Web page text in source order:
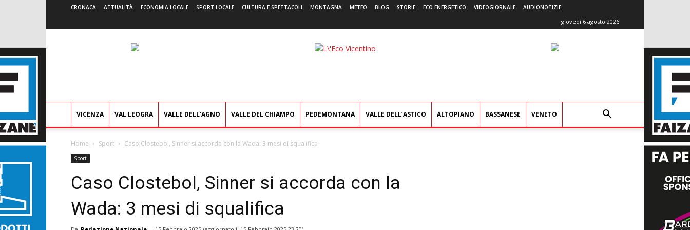
CRONACA ATTUALITÀ ECONOMIA LOCALE SPORT LOCALE CULTURA E SPETTACOLI MONTAGNA METEO BLOG STORIE ECO ENERGETICO VIDEOGIORNALE AUDIONOTIZIE
giovedì 6 agosto 2026
L'Eco
VICENZA VAL LEOGRA VALLE DELL’AGNO VALLE DEL CHIAMPO PEDEMONTANA VALLE DELL’ASTICO ALTOPIANO BASSANESE VENETO
Home Sport Caso Clostebol, Sinner si accorda con la Wada: 3 mesi di squalifica
Sport
Caso Clostebol, Sinner si accorda con la
Wada: 3 mesi di squalifica